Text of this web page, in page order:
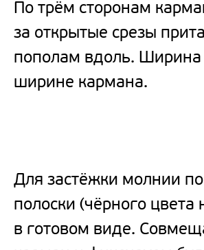
По трём сторонам
за открытые срезы
пополам вдоль.
ширине кармана.
Для застёжки молнии
полоски (чёрного
в готовом виде.